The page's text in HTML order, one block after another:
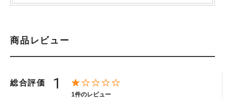
商品レビュー
総合評価 1
1件のレビュー